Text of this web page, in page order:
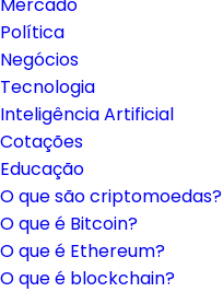
Política
Negócios
Tecnologia
Inteligência Artificial
Cotações
Educação
O que são criptomoedas?
O que é Bitcoin?
O que é Ethereum?
O que é blockchain?